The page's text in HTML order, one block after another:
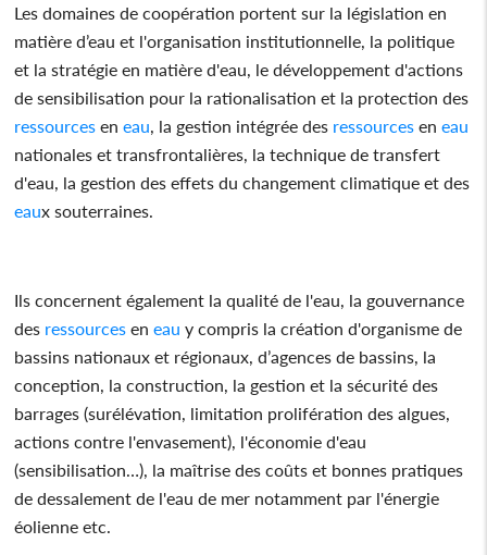
Les domaines de coopération portent sur la législation en
matière d’eau et l'organisation institutionnelle, la politique
et la stratégie en matière d'eau, le développement d'actions
de sensibilisation pour la rationalisation et la protection des
ressources en eau , la gestion intégrée des ressources en eau
nationales et transfrontalières, la technique de transfert
d'eau, la gestion des effets du changement climatique et des
eaux souterraines.
Ils concernent également la qualité de l'eau, la gouvernance
des ressources en eau y compris la création d'organisme de
bassins nationaux et régionaux, d’agences de bassins, la
conception, la construction, la gestion et la sécurité des
barrages (surélévation, limitation prolifération des algues,
actions contre l'envasement), l'économie d'eau
(sensibilisation…), la maîtrise des coûts et bonnes pratiques
de dessalement de l'eau de mer notamment par l'énergie
éolienne etc.